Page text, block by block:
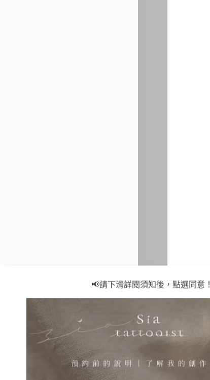
📢請下滑詳閱須知後，點選同意！